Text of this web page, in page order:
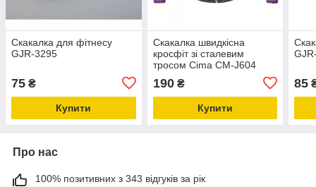
Скакалка для фітнесу
GJR-3295
75 ₴
Купити
Скакалка швидкісна
кросфіт зі сталевим
тросом Cima CM-J604
190₴
Купити
85
Про нас
100% позитивних з 343 відгуків за рік